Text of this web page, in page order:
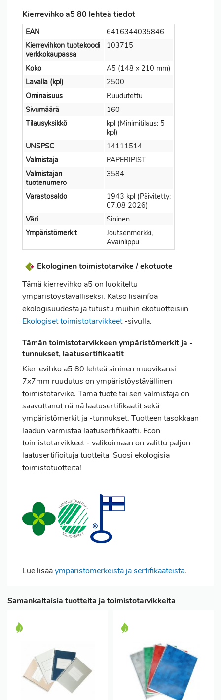
Kierrevihko a5 80 lehteä tiedot
EAN
6416344035846
Kierrevihkon tuotekoodi
verkkokaupassa
103715
Koko
A5 (148 x 210 mm)
Lavalla (kpl)
2500
Ominaisuus
Ruudutettu
Sivumäärä
160
Tilausyksikkö
kpl (Minimitilaus: 5
kpl)
UNSPSC
14111514
Valmistaja
PAPERIPIST
Valmistajan
tuotenumero
3584
Varastosaldo
1943 kpl (Päivitetty:
07.08 2026)
Väri
Sininen
Ympäristömerkit
Joutsenmerkki,
Avainlippu
Ekologinen toimistotarvike / ekotuote
Tämä kierrevihko a5 on luokiteltu
ympäristöystävälliseksi. Katso lisäinfoa
ekologisuudesta ja tutustu muihin ekotuotteisiin
Ekologiset toimistotarvikkeet-sivulla.
Tämän toimistotarvikkeen ympäristömerkit ja -
tunnukset, laatusertifikaatit
Kierrevihko a5 80 lehteä sininen muovikansi
7x7mm ruudutus on ympäristöystävällinen
toimistotarvike. Tämä tuote tai sen valmistaja on
saavuttanut nämä laatusertifikaatit sekä
ympäristömerkit ja -tunnukset. Tuotteen tasokkaan
laadun varmistaa laatusertifikaatti. Econ
toimistotarvikkeet - valikoimaan on valittu paljon
laatusertifioituja tuotteita. Suosi ekologisia
toimistotuotteita!
Lue lisääympäristömerkeistä ja sertifikaateista.
Samankaltaisia tuotteita ja toimistotarvikkeita